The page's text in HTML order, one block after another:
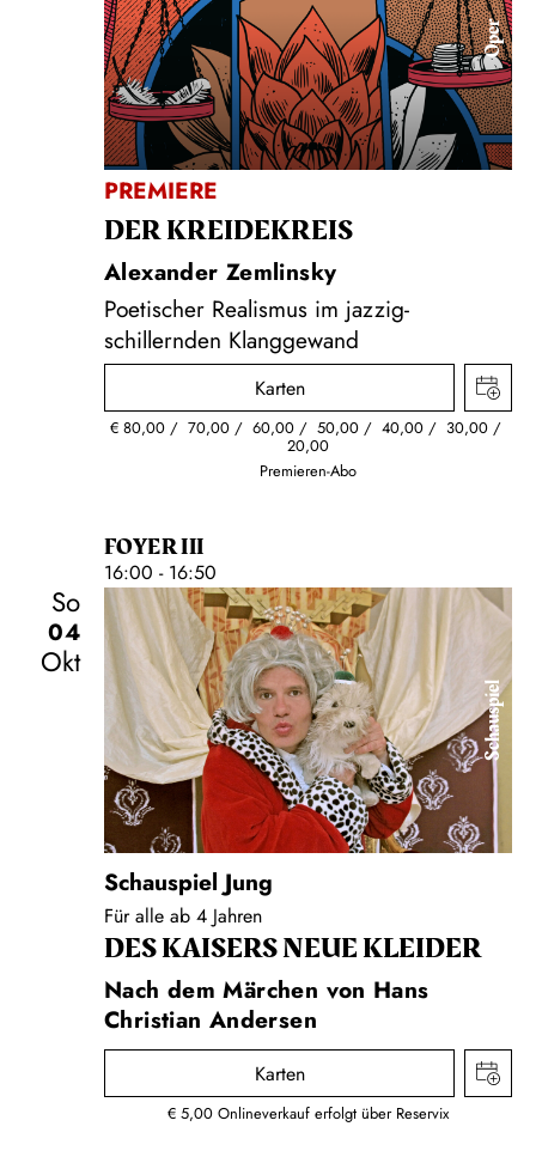
Oper
PREMIERE
DER KREIDE­KREIS
Alexander Zemlinsky
Poetischer Realismus im jazzig-
schillernden Klanggewand
Karten
€ 80,00 70,00 60,00 50,00 40,00 30,00
20,00
Premieren-Abo
FOYER III
16:00 - 16:50
So
04
Okt
Schauspiel
Schauspiel Jung
Für alle ab 4 Jahren
DES KAISERS NEUE KLEIDER
Nach dem Märchen von Hans
Christian Andersen
Karten
€ 5,00 Onlineverkauf erfolgt über Reservix